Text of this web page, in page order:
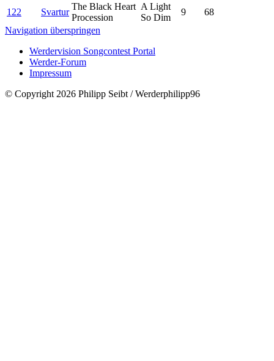
122
Svartur
The Black Heart
Procession
A Light
So Dim
9
68
Navigation überspringen
Werdervision Songcontest Portal
Werder-Forum
Impressum
© Copyright 2026 Philipp Seibt / Werderphilipp96